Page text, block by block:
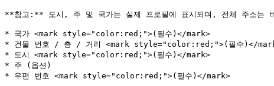
**참고:** 도시, 주 및 국가는 실제 프로필에 표시되며, 전체 주소는
* 국가 <mark style="color:red;">(필수)</mark>
* 건물 번호 / 층 / 거리 <mark style="color:red;">(필수)</
* 도시 <mark style="color:red;">(필수)</mark>
* 주 (옵션)
* 우편 번호 <mark style="color:red;">(필수)</mark>